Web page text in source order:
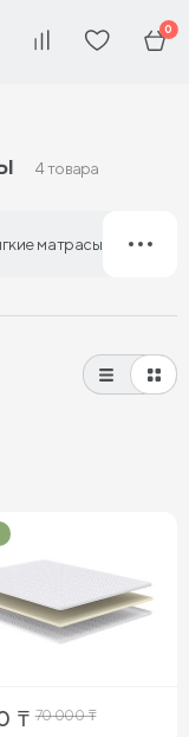
0
4 товара
матрасы топперы
₸ 70 000₸